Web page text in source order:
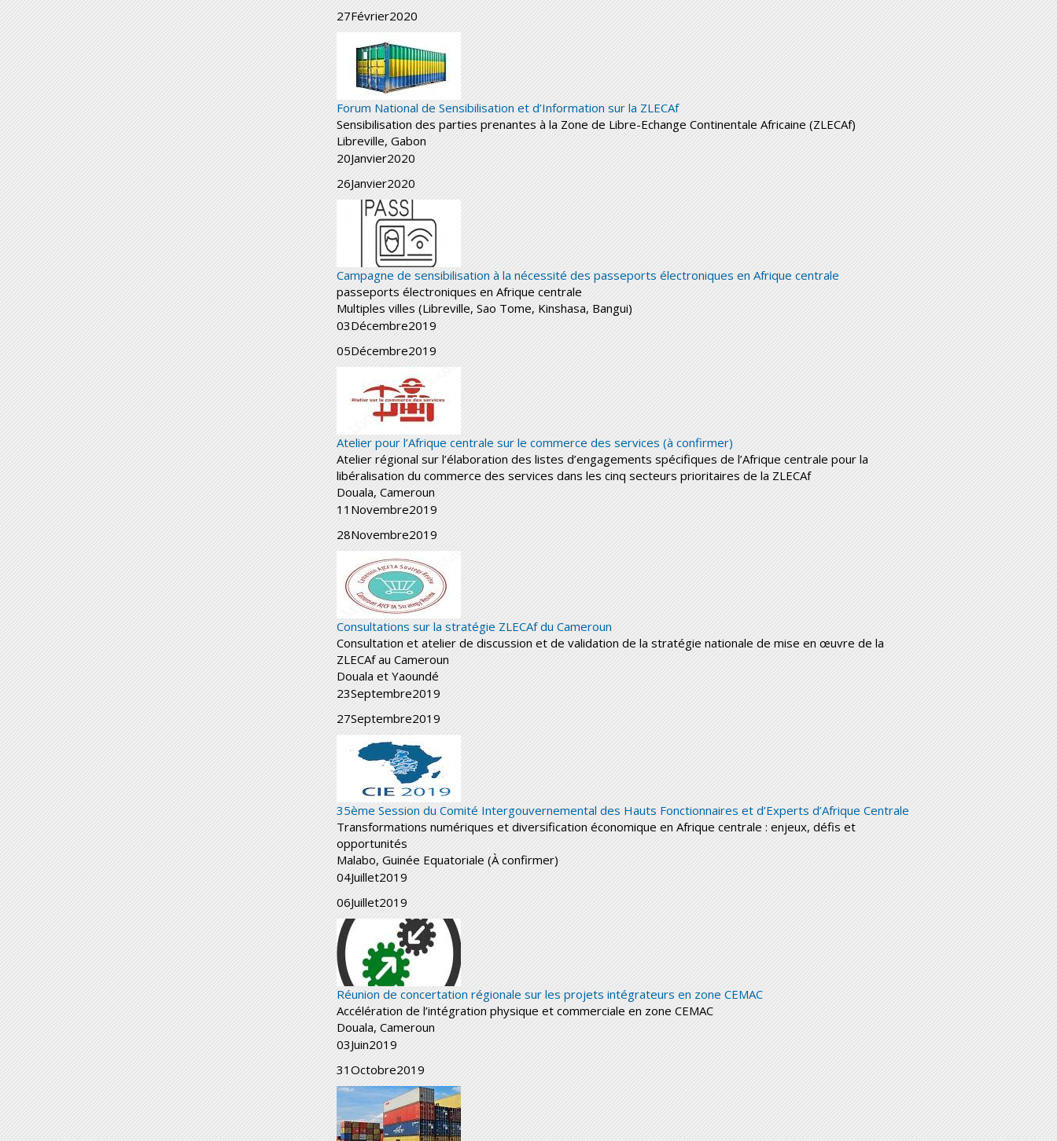
27Février2020
Forum National de Sensibilisation et d’Information sur la ZLECAf
Sensibilisation des parties prenantes à la Zone de Libre-Echange Continentale Africaine (ZLECAf)
Libreville, Gabon
20Janvier2020
26Janvier2020
Campagne de sensibilisation à la nécessité des passeports électroniques en Afrique centrale
passeports électroniques en Afrique centrale
Multiples villes (Libreville, Sao Tome, Kinshasa, Bangui)
03Décembre2019
05Décembre2019
Atelier pour l’Afrique centrale sur le commerce des services (à confirmer)
Atelier régional sur l’élaboration des listes d’engagements spécifiques de l’Afrique centrale pour la
libéralisation du commerce des services dans les cinq secteurs prioritaires de la ZLECAf
Douala, Cameroun
11 Novembre2019
28Novembre2019
Consultations sur la stratégie ZLECAf du Cameroun
Consultation et atelier de discussion et de validation de la stratégie nationale de mise en œuvre de la
ZLECAf au Cameroun
Douala et Yaoundé
23Septembre2019
27Septembre2019
35ème Session du Comité Intergouvernemental des Hauts Fonctionnaires et d’Experts d’Afrique Centrale
Transformations numériques et diversification économique en Afrique centrale : enjeux, défis et
opportunités
Malabo, Guinée Equatoriale (À confirmer)
04Juillet2019
06Juillet2019
Réunion de concertation régionale sur les projets intégrateurs en zone CEMAC
Accélération de l’intégration physique et commerciale en zone CEMAC
Douala, Cameroun
03Juin2019
31 Octobre2019